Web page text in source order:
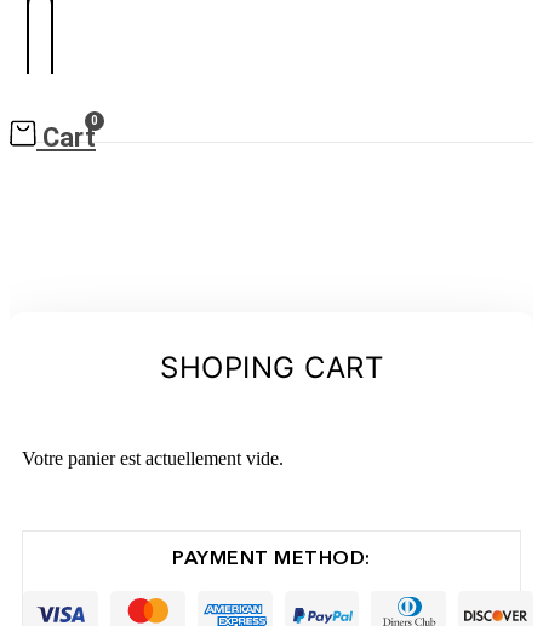
0
Cart
SHOPING CART
Votre panier est actuellement vide.
PAYMENT METHOD: